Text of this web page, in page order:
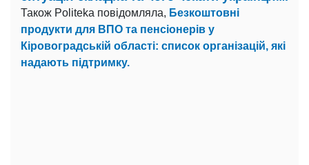
Також Politeka повідомляла, Безкоштовні
продукти для ВПО та пенсіонерів у
Кіровоградській області: список організацій, які
надають підтримку.